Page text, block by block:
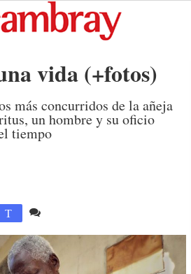
vida (+fotos)
más concurridos de la añeja
un hombre y su oficio
tiempo
T